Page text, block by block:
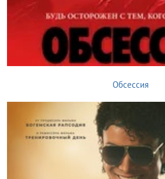
Обсессия